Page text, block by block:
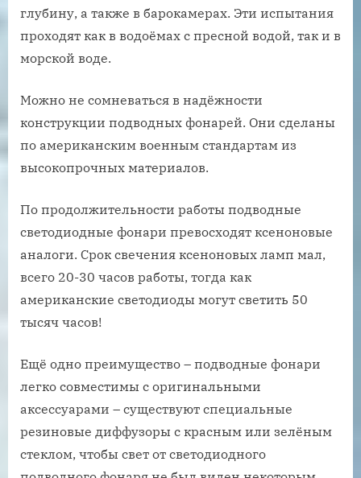
глубину, а также в барокамерах. Эти испытания
проходят как в водоёмах с пресной водой, так и в
морской воде.
Можно не сомневаться в надёжности
конструкции подводных фонарей. Они сделаны
по американским военным стандартам из
высокопрочных материалов.
По продолжительности работы подводные
светодиодные фонари превосходят ксеноновые
аналоги. Срок свечения ксеноновых ламп мал,
всего 20-30 часов работы, тогда как
американские светодиоды могут светить 50
тысяч часов!
Ещё одно преимущество – подводные фонари
легко совместимы с оригинальными
аксессуарами – существуют специальные
резиновые диффузоры с красным или зелёным
стеклом, чтобы свет от светодиодного